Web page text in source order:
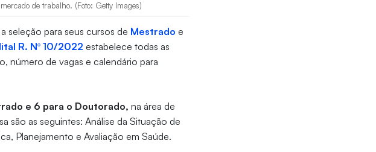
de trabalho. (Foto: Getty Images)
seleção para seus cursos de Mestradoe
R. Nº 10/2022 estabelece todas as
número de vagas e calendário para
e 6 para o Doutorado, na área de
são as seguintes: Análise da Situação de
Planejamento e Avaliação em Saúde.